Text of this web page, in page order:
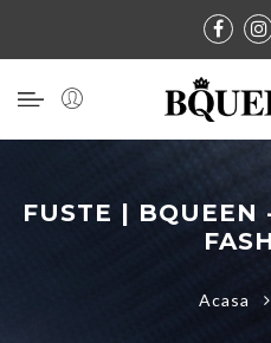
FUSTE | BQUEEN
Acasa